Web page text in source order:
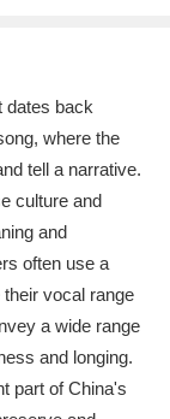
dates back
where the
tell a narrative.
culture and
and
often use a
vocal range
a wide range
and longing.
part of China's